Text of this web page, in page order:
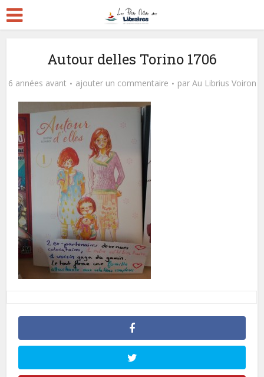
Autour delles Torino 1706
6 années avant ajouter un commentaire par Au Librius Voiron